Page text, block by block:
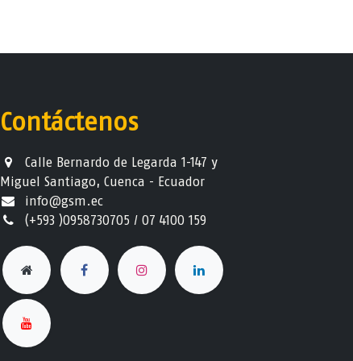
Contáctenos
Calle Bernardo de Legarda 1-147 y
Miguel Santiago, Cuenca - Ecuador
info@gsm.ec​
(+593 )0958730705 / 07 4100 159